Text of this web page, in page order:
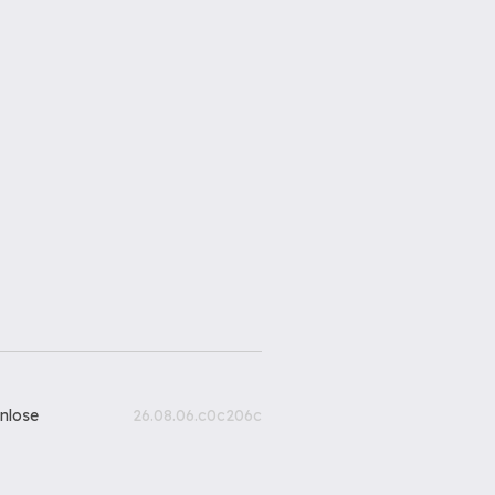
26.08.06.c0c206c